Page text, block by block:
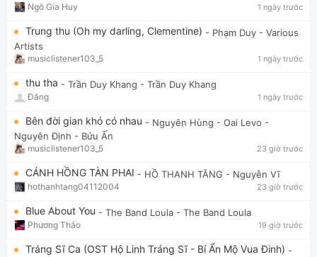
Ngô Gia Huy 1 ngày trước
Trung thu (Oh my darling, Clementine) - Phạm Duy - Various
Artists
musiclistener103_5 1 ngày trước
thu tha - Trần Duy Khang - Trần Duy Khang
Đăng 1 ngày trước
Bên đời gian khó có nhau - Nguyên Hùng - Oai Levo -
Nguyên Định - Bửu Ấn
musiclistener103_5 23 giờ trước
CÁNH HỒNG TÀN PHAI - HỒ THANH TĂNG - Nguyễn Vĩ
hothanhtang04112004 23 giờ trước
Blue About You - The Band Loula - The Band Loula
Phương Thảo 19 giờ trước
Tráng Sĩ Ca (OST Hộ Linh Tráng Sĩ - Bí Ẩn Mộ Vua Đinh) -